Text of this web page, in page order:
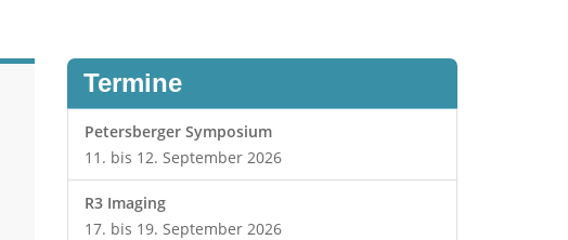
Termine
Petersberger Symposium
11. bis 12. September 2026
R3 Imaging
17. bis 19. September 2026